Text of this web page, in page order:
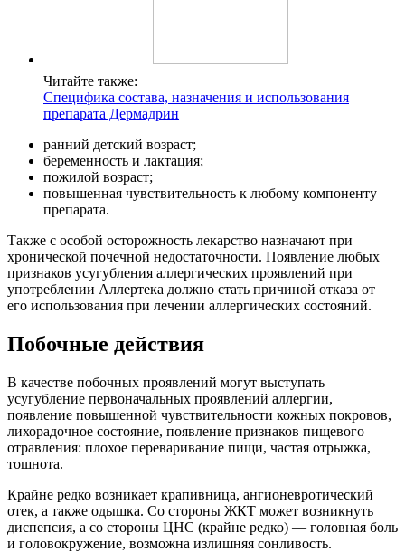
Читайте также:
Специфика состава, назначения и использования
препарата Дермадрин
ранний детский возраст;
беременность и лактация;
пожилой возраст;
повышенная чувствительность к любому компоненту
препарата.
Также с особой осторожность лекарство назначают при
хронической почечной недостаточности. Появление любых
признаков усугубления аллергических проявлений при
употреблении Аллертека должно стать причиной отказа от
его использования при лечении аллергических состояний.
Побочные действия
В качестве побочных проявлений могут выступать
усугубление первоначальных проявлений аллергии,
появление повышенной чувствительности кожных покровов,
лихорадочное состояние, появление признаков пищевого
отравления: плохое переваривание пищи, частая отрыжка,
тошнота.
Крайне редко возникает крапивница, ангионевротический
отек, а также одышка. Со стороны ЖКТ может возникнуть
диспепсия, а со стороны ЦНС (крайне редко) — головная боль
и головокружение, возможна излишняя сонливость.